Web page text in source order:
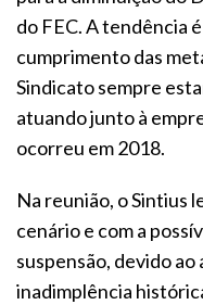
do FEC. A tendência
cumprimento das
Sindicato sempre
atuando junto à
ocorreu em 2018.
Na reunião, o Sintius
cenário e com a
suspensão, devido
inadimplência